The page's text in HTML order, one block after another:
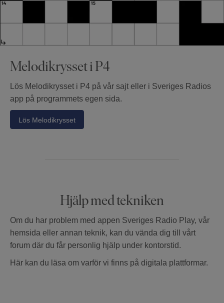
Melodikrysset i P4
Lös Melodikrysset i P4 på vår sajt eller i Sveriges Radios
app på programmets egen sida.
Lös Melodikrysset
Hjälp med tekniken
Om du har problem med appen Sveriges Radio Play, vår
hemsida eller annan teknik, kan du vända dig till vårt
forum där du får personlig hjälp under kontorstid.
Här kan du läsa om varför vi finns på digitala plattformar.